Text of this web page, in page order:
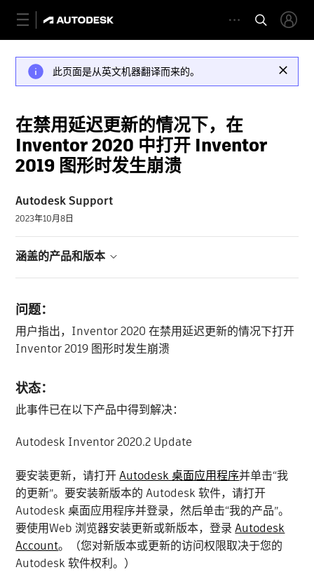
此页面是从英文机器翻译而来的。
在禁用延迟更新的情况下，在
Inventor 2020 中打开 Inventor
2019 图形时发生崩溃
Autodesk Support
2023年10月8日
涵盖的产品和版本
问题：
用户指出，Inventor 2020 在禁用延迟更新的情况下打开
Inventor 2019 图形时发生崩溃
状态：
此事件已在以下产品中得到解决：
Autodesk Inventor 2020.2 Update
要安装更新，请打开Autodesk 桌面应用程序并单击“我
的更新”。要安装新版本的 Autodesk 软件，请打开
Autodesk 桌面应用程序并登录，然后单击“我的产品”。
要使用Web 浏览器安装更新或新版本，登录Autodesk
Account。（您对新版本或更新的访问权限取决于您的
Autodesk 软件权利。）